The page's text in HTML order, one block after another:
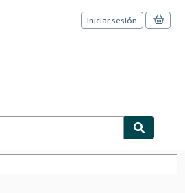
Iniciar sesión